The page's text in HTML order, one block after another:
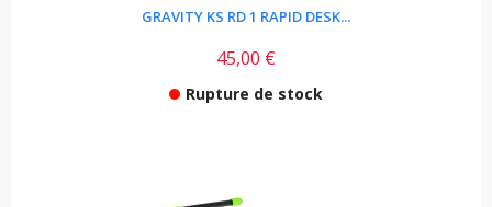
GRAVITY KS RD 1 RAPID DESK...
45,00 €
Rupture de stock